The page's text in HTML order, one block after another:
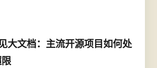
大文档：主流开源项目如何处